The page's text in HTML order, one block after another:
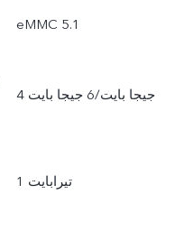
eMMC 5.1
4 جيجا بايت/6 جيجا بايت
1 تيرابايت